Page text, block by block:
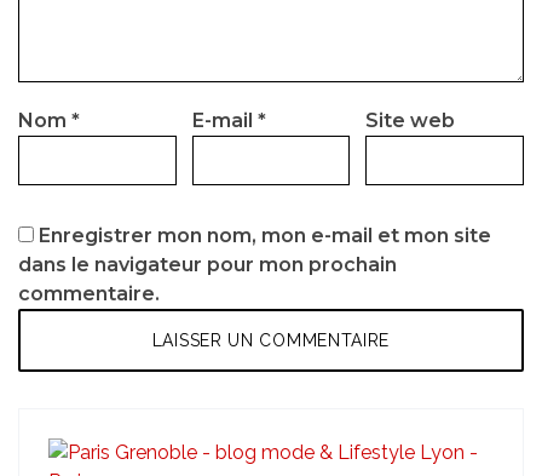
Nom * E-mail * Site web
Enregistrer mon nom, mon e-mail et mon site
dans le navigateur pour mon prochain
commentaire.